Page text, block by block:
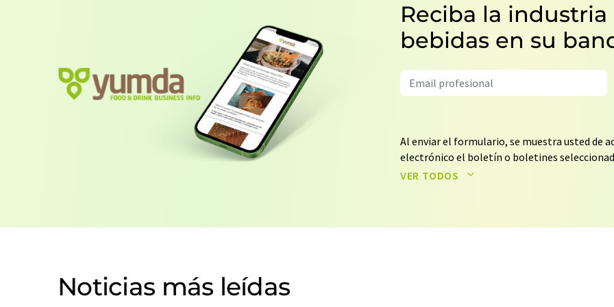
Reciba la
bebidas en su
Al enviar el formulario, se muestra usted de
electrónico el boletín o boletines
terceros. El almacenamiento y el
VER TODOS
Noticias más leídas